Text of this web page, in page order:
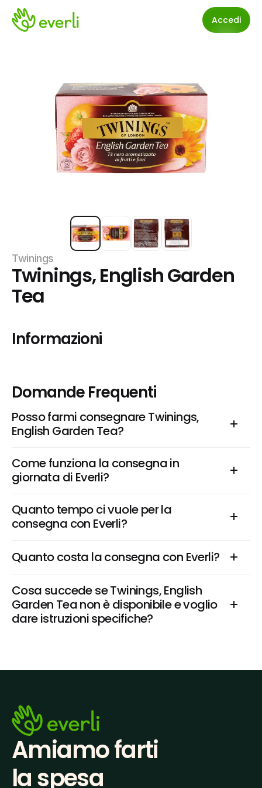
Accedi
Twinings
Twinings, English Garden
Tea
Informazioni
Domande Frequenti
Posso farmi consegnare Twinings,
English Garden Tea?
Come funziona la consegna in
giornata di Everli?
Quanto tempo ci vuole per la
consegna con Everli?
Quanto costa la consegna con Everli?
Cosa succede se Twinings, English
Garden Tea non è disponibile e voglio
dare istruzioni specifiche?
Amiamo farti
la spesa